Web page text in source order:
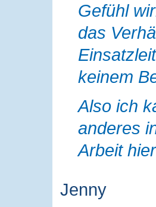
Gefühl
das
keinem
Also ich
anderes
Arbeit
Jenny